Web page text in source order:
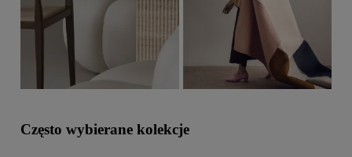
Często wybierane kolekcje